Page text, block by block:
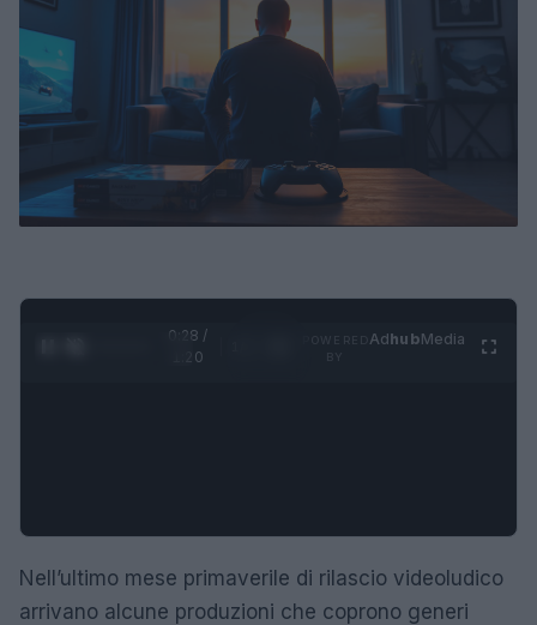
0:29 /
1:20
AdhubMedia
Nell’ultimo mese primaverile di rilascio videoludico
arrivano alcune produzioni che coprono generi